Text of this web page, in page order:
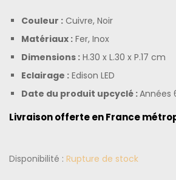
Couleur : Cuivre, Noir
Matériaux : Fer, Inox
Dimensions : H.30 x L.30 x P.17 cm
Eclairage : Edison LED
Date du produit upcyclé :Années
Livraison offerte en France
Disponibilité : Rupture de stock